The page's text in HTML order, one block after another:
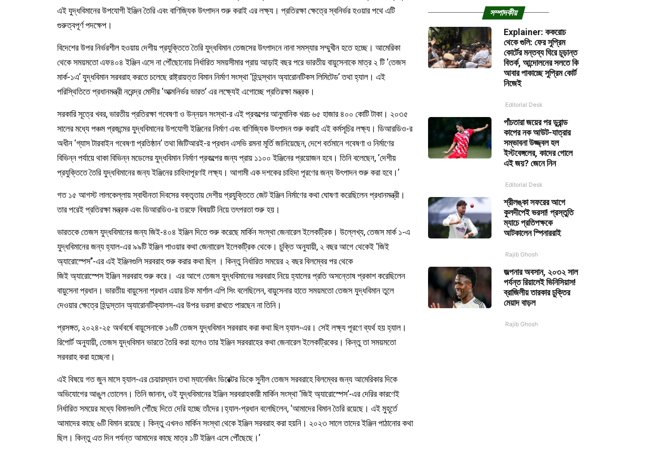
এই যুদ্ধবিমানের উপযোগী ইঞ্জিন তৈরি এবং বাণিজ্যিক উৎপাদন শুরু করাই এর লক্ষ্য। প্রতিরক্ষাক্ষেত্রে স্বনির্ভর হওয়ার পথে এটি
গুরুত্বপূর্ণ পদক্ষেপ।
বিদেশের উপর নির্ভরশীল হওয়ায় দেশীয় প্রযুক্তিতে তৈরি যুদ্ধবিমান তেজসের উৎপাদনে নানা সমস্যার সম্মুখীন হতে হচ্ছে। আমেরিকা
থেকে সময়মতো এফ৪০৪ ইঞ্জিন এসে না পৌঁছোনোয় নির্ধারিত সময়সীমার প্রায় আড়াই বছর পরে ভারতীয় বায়ুসেনাকে মাত্র ২ টি ‘তেজস
মার্ক-১এ’ যুদ্ধবিমান সরবরাহ করতে চলেছে রাষ্ট্রায়ত্ত বিমান নির্মাণ সংস্থা ‘হিন্দুস্থান অ্যারোনটিকস লিমিটেড’ তথা হ্যাল। এই
পরিস্থিতিতে প্রধানমন্ত্রী নরেন্দ্র মোদীর ‘আত্মনির্ভর ভারত’ এর লক্ষ্যেই এগোচ্ছে প্রতিরক্ষা মন্ত্রক।
সরকারি সূত্রে খবর, ভারতীয় প্রতিরক্ষা গবেষণা ও উন্নয়ন সংস্থা-র এই প্রকল্পের আনুমানিক খরচ ৬৫ হাজার ৪০০ কোটি টাকা। ২০৩৫
সালের মধ্যে পঞ্চম প্রজন্মের যুদ্ধবিমানের উপযোগী ইঞ্জিনের নির্মাণ এবং বাণিজ্যিক উৎপাদন শুরু করাই এই কর্মসূচির লক্ষ্য। ডিআরডিও-র
অধীন ‘গ্যাস টারবাইন গবেষণা প্রতিষ্ঠান’ তথা জিটিআরই-র প্রধান এসভি রমনা মূর্তি জানিয়েছেন, দেশে বর্তমানে গবেষণা ও নির্মাণের
বিভিন্ন পর্যায়ে থাকা বিভিন্ন মডেলের যুদ্ধবিমান নির্মাণ প্রকল্পের জন্য প্রায় ১১০০ ইঞ্জিনের প্রয়োজন হবে। তিনি বলেছেন, ‘দেশীয়
প্রযুক্তিতে তৈরি যুদ্ধবিমানের জন্য ইঞ্জিনের চাহিদাপূরণই লক্ষ্য। আগামী এক দশকের চাহিদা পূরণের জন্য উৎপাদন শুরু করা হবে।’
গত ১৫ আগস্ট লালকেল্লায় স্বাধীনতা দিবসের বক্তৃতায় দেশীয় প্রযুক্তিতে জেট ইঞ্জিন নির্মাণের কথা ঘোষণা করেছিলেন প্রধানমন্ত্রী।
তার পরেই প্রতিরক্ষা মন্ত্রক এবং ডিআরডিও-র তরফে বিষয়টি নিয়ে তৎপরতা শুরু হয়।
ভারতকে তেজস যুদ্ধবিমানের জন্য জিই-৪০৪ ইঞ্জিন দিতে শুরু করেছে মার্কিন সংস্থা জেনারেল ইলেকট্রিক। উল্লেখ্য, তেজস মার্ক ১-এ
যুদ্ধবিমানের জন্য হ্যাল-এর ৯৯টি ইঞ্জিন পাওয়ার কথা জেনাারেল ইলেকট্রিক থেকে। চুক্তি অনুযায়ী, ২ বছর আগে থেকেই ‘জিই
অ্যারোস্পেস’’-এর এই ইঞ্জিনগুলি সরবরাহ শুরু করার কথা ছিল । কিন্তু নির্ধারিত সময়ের ২ বছর বিলম্বের পর থেকে
জিই অ্যারোস্পেস ইঞ্জিন সরবরাহ শুরু করে। এর আগে তেজস যুদ্ধবিমানের সরবরাহ নিয়ে হ্যালের প্রতি অসন্তোষ প্রকাশ করেছিলেন
বায়ুসেনা প্রধান। ভারতীয় বায়ুসেনা প্রধান এয়ার চিফ মার্শাল এপি সিং বলেছিলেন, বায়ুসেনার হাতে সময়মতো তেজস যুদ্ধবিমান তুলে
দেওয়ার ক্ষেত্রে হিন্দুস্তান অ্যারোনটিক্যালস-এর উপর ভরসা রাখতে পারছেন না তিনি।
প্রসঙ্গত, ২০২৪-২৫ অর্থবর্ষে বায়ুসেনাকে ১৬টি তেজস যুদ্ধবিমান সরবরাহ করা কথা ছিল হ্যাল-এর। সেই লক্ষ্য পূরণে ব্যর্থ হয় হ্যাল।
রিপোর্ট অনুযায়ী, তেজস যুদ্ধবিমান ভারতে তৈরি করা হলেও তার ইঞ্জিন সরবরাহের কথা জেনারেল ইলেকট্রিকের। কিন্তু তা সময়মতো
সরবরাহ করা হচ্ছেনা।
এই বিষয়ে গত জুন মাসে হ্যাল-এর চেয়ারম্যান তথা ম্যানেজিং ডিরেক্টর ডিকে সুনীল তেজস সরবরাহে বিলম্বের জন্য আমেরিকার দিকে
অভিযোগের আঙুল তোলেন। তিনি জানান, ওই যুদ্ধবিমানের ইঞ্জিন সরবরাহকারী মার্কিন সংস্থা ‘জিই অ্যারোস্পেস’-এর দেরির কারণেই
নির্ধারিত সময়ের মধ্যে বিমানগুলি পৌঁছে দিতে দেরি হচ্ছে তাঁদের।হ্যাল-প্রধান বলেছিলেন, ‘আমাদের বিমান তৈরি রয়েছে। এই মুহূর্তে
আমাদের কাছে ৬টি বিমান রয়েছে। কিন্তু এখনও মার্কিন সংস্থা থেকে ইঞ্জিন সরবরাহ করা হয়নি। ২০২৩ সালে তাদের ইঞ্জিন পাঠানোর কথা
ছিল। কিন্তু এত দিন পর্যন্ত আমাদের কাছে মাত্র ১টি ইঞ্জিন এসে পৌঁছেছে।’
সম্পাদকীয়
Explainer: ককরোচ
থেকে গুলি: ফের সুপ্রিম
কোর্টের মন্তব্য ঘিরে চূড়ান্ত
বিতর্ক, আন্দোলনের সলতে কি
আবার পাকাচ্ছে সুপ্রিম কোর্ট
নিজেই
Editorial Desk
পাঁচতারা জয়ের পর ডুরান্ড
কাপের নক আউট-যাত্রার
সম্ভাবনা উজ্জ্বল হল
ইস্টবেঙ্গলের, কাদের গোলে
এই জয়? জেনে নিন
Editorial Desk
শ্রীলঙ্কা সফরের আগে
কুলদীপেই ভরসা! প্রস্তুতি
ম্যাচে প্রতিপক্ষকে
আটকালেন স্পিনাররাই
Rajib Ghosh
জল্পনার অবসান, ২০৩২ সাল
পর্যন্ত রিয়ালেই ভিনিসিয়াস!
ব্রাজিলীয় তারকার চুক্তির
মেয়াদ বাড়ল
Rajib Ghosh